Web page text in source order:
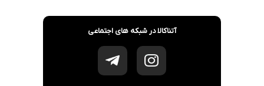
آتناکالا در شبکه های اجتماعی